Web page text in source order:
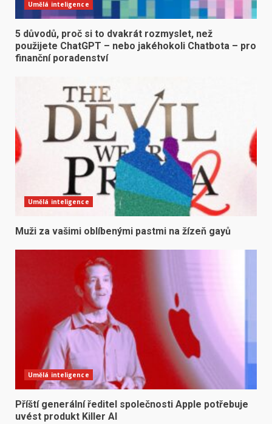
Umělá inteligence
5 důvodů, proč si to dvakrát rozmyslet, než
použijete ChatGPT – nebo jakéhokoli Chatbota – pro
finanční poradenství
Umělá inteligence
Muži za vašimi oblíbenými pastmi na žízeň gayů
Umělá inteligence
Příští generální ředitel společnosti Apple potřebuje
uvést produkt Killer AI